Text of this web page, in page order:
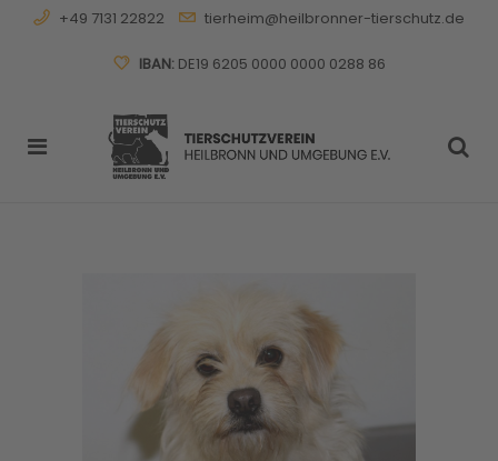
+49 7131 22822 tierheim@heilbronner-tierschutz.de
IBAN:DE19 6205 0000 0000 0288 86